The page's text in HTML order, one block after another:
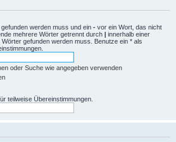
werden muss und ein - vor ein Wort, das nicht
mehrere Wörter getrennt durch | innerhalb einer
gefunden werden muss. Benutze ein * als
oder Suche wie angegeben verwenden
teilweise Übereinstimmungen.